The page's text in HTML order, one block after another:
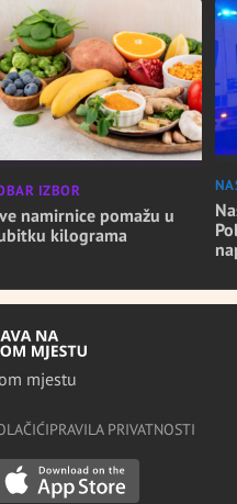
IZBOR
namirnice pomažu u
kilograma
mjestu
PRAVILA PRIVATNOSTI